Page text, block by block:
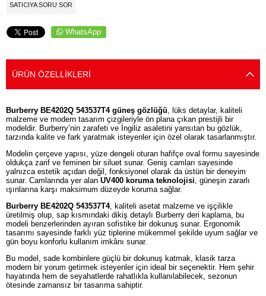
SATICIYA SORU SOR
WhatsApp
ÜRÜN ÖZELLIKLERI
Burberry BE4202Q 543537T4 güneş gözlüğü, lüks detaylar, kaliteli
malzeme ve modern tasarım çizgileriyle ön plana çıkan prestijli bir
modeldir. Burberry’nin zarafeti ve İngiliz asaletini yansıtan bu gözlük,
tarzında kalite ve fark yaratmak isteyenler için özel olarak tasarlanmıştır.
Modelin çerçeve yapısı, yüze dengeli oturan hafifçe oval formu sayesinde
oldukça zarif ve feminen bir siluet sunar. Geniş camları sayesinde
yalnızca estetik açıdan değil, fonksiyonel olarak da üstün bir deneyim
sunar. Camlarında yer alan UV400 koruma teknolojisi, güneşin zararlı
ışınlarına karşı maksimum düzeyde koruma sağlar.
Burberry BE4202Q 543537T4, kaliteli asetat malzeme ve işçilikle
üretilmiş olup, sap kısmındaki dikiş detaylı Burberry deri kaplama, bu
modeli benzerlerinden ayıran sofistike bir dokunuş sunar. Ergonomik
tasarımı sayesinde farklı yüz tiplerine mükemmel şekilde uyum sağlar ve
gün boyu konforlu kullanım imkânı sunar.
Bu model, sade kombinlere güçlü bir dokunuş katmak, klasik tarza
modern bir yorum getirmek isteyenler için ideal bir seçenektir. Hem şehir
hayatında hem de seyahatlerde rahatlıkla kullanılabilecek, sezonun
ötesinde zamansız bir tasarıma sahiptir.